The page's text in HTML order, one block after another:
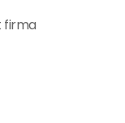
firma